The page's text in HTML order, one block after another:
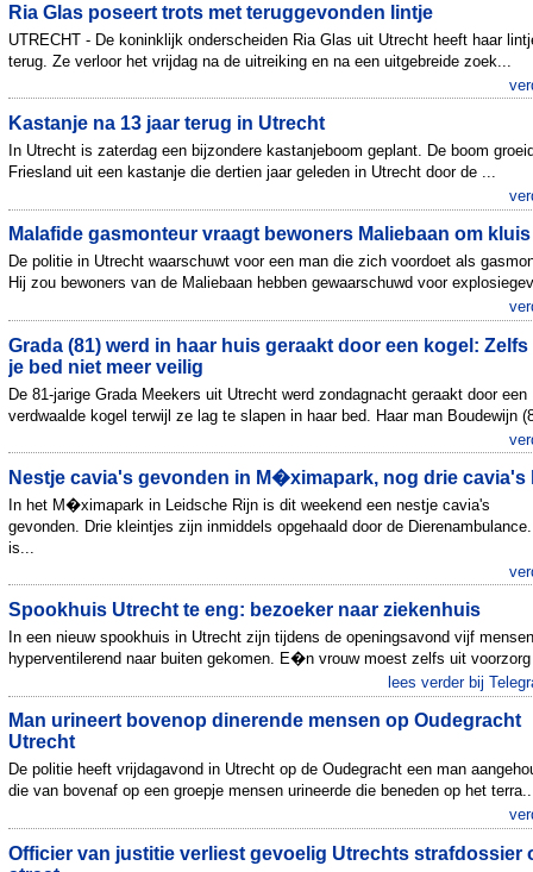
Ria Glas poseert trots met teruggevonden lintje
UTRECHT - De koninklijk onderscheiden Ria Glas uit Utrecht heeft haar
terug. Ze verloor het vrijdag na de uitreiking en na een uitgebreide zoek...
Kastanje na 13 jaar terug in Utrecht
In Utrecht is zaterdag een bijzondere kastanjeboom geplant. De boom
Friesland uit een kastanje die dertien jaar geleden in Utrecht door de ...
Malafide gasmonteur vraagt bewoners Maliebaan om kluis
De politie in Utrecht waarschuwt voor een man die zich voordoet als
Hij zou bewoners van de Maliebaan hebben gewaarschuwd voor
Grada (81) werd in haar huis geraakt door een kogel: Zelfs
je bed niet meer veilig
De 81-jarige Grada Meekers uit Utrecht werd zondagnacht geraakt door een
verdwaalde kogel terwijl ze lag te slapen in haar bed. Haar man Boudewijn
Nestje cavia's gevonden in M�ximapark, nog drie cavia's
In het M�ximapark in Leidsche Rijn is dit weekend een nestje cavia's
gevonden. Drie kleintjes zijn inmiddels opgehaald door de
is...
Spookhuis Utrecht te eng: bezoeker naar ziekenhuis
In een nieuw spookhuis in Utrecht zijn tijdens de openingsavond vijf mensen
hyperventilerend naar buiten gekomen. E�n vrouw moest zelfs uit
lees verder bij
Man urineert bovenop dinerende mensen op Oudegracht
Utrecht
De politie heeft vrijdagavond in Utrecht op de Oudegracht een man
die van bovenaf op een groepje mensen urineerde die beneden op het
Officier van justitie verliest gevoelig Utrechts strafdossier